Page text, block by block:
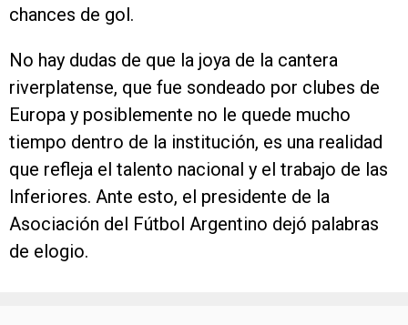
chances de gol.
No hay dudas de que la joya de la cantera
riverplatense, que fue sondeado por clubes de
Europa y posiblemente no le quede mucho
tiempo dentro de la institución, es una realidad
que refleja el talento nacional y el trabajo de las
Inferiores. Ante esto, el presidente de la
Asociación del Fútbol Argentino dejó palabras
de elogio.